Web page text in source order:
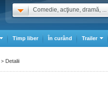
Comedie, acţiune, dramă, ...
Timp liber În curând Trailer
> Detalii